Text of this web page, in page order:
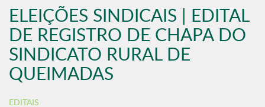
ELEIÇÕES SINDICAIS | EDITAL
DE REGISTRO DE CHAPA DO
SINDICATO RURAL DE
QUEIMADAS
EDITAIS